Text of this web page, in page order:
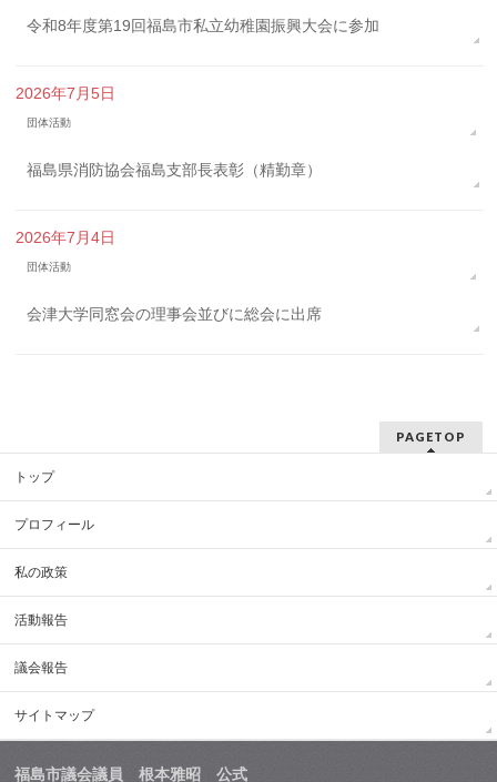
令和8年度第19回福島市私立幼稚園振興大会に参加
2026年7月5日
団体活動
福島県消防協会福島支部長表彰（精勤章）
2026年7月4日
団体活動
会津大学同窓会の理事会並びに総会に出席
PAGETOP
トップ
プロフィール
私の政策
活動報告
議会報告
サイトマップ
福島市議会議員 根本雅昭 公式